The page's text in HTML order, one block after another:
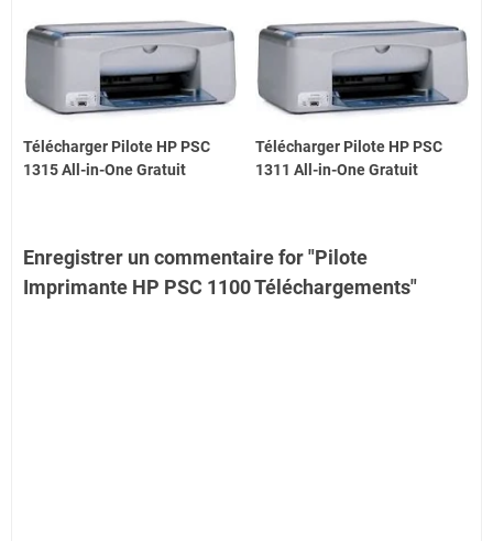
Télécharger Pilote HP PSC
1315 All-in-One Gratuit
Télécharger Pilote HP PSC
1311 All-in-One Gratuit
Enregistrer un commentaire for "Pilote
Imprimante HP PSC 1100 Téléchargements"